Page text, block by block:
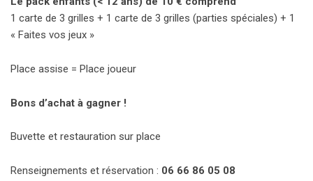
1 carte de 3 grilles + 1 carte de 3 grilles (parties spéciales) + 1
« Faites vos jeux »
Place assise = Place joueur
Bons d’achat à gagner !
Buvette et restauration sur place
Renseignements et réservation : 06 66 86 05 08